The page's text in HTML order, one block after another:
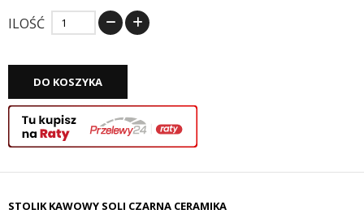
ILOŚĆ
DO KOSZYKA
STOLIK KAWOWY SOLI CZARNA CERAMIKA